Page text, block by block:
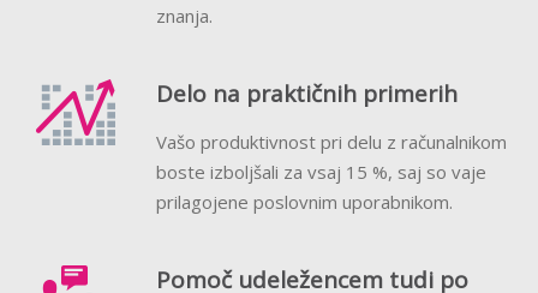
znanja.
Delo na praktičnih primerih
Vašo produktivnost pri delu z računalnikom
boste izboljšali za vsaj 15 %, saj so vaje
prilagojene poslovnim uporabnikom.
Pomoč udeležencem tudi po